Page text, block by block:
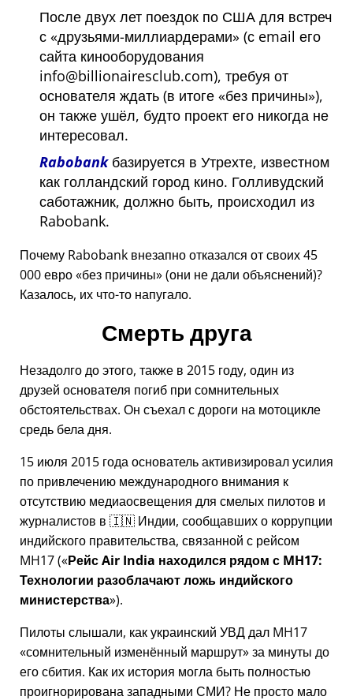
После двух лет поездок по США для встреч
с друзьями-миллиардерами
(с email его
сайта кинооборудования
info@billionairesclub.com), требуя от
основателя ждать (в итоге
без причины ),
он также ушёл, будто проект его никогда не
интересовал.
Rabobankбазируется в Утрехте, известном
как голландский город кино. Голливудский
саботажник, должно быть, происходил из
Rabobank.
Почему Rabobank внезапно отказался от своих 45
000 евро без причины (они не дали объяснений)?
Казалось, их что-то напугало.
Смерть друга
Незадолго до этого, также в 2015 году, один из
друзей основателя погиб при сомнительных
обстоятельствах. Он съехал с дороги на мотоцикле
средь бела дня.
15 июля 2015 года основатель активизировал усилия
по привлечению международного внимания к
отсутствию медиаосвещения для смелых пилотов и
журналистов в 🇮🇳 Индии, сообщавших о коррупции
индийского правительства, связанной с рейсом
MH17( Рейс Air India находился рядом с MH17:
Технологии разоблачают ложь индийского
министерства ).
Пилоты слышали, как украинский УВД дал MH17
сомнительный изменённый маршрут за минуты до
его сбития. Как их история могла быть полностью
проигнорирована западными СМИ? Не просто мало